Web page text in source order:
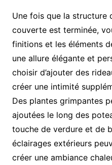
Une fois que la structure
couverte est terminée,
finitions et les éléments
une allure élégante et
choisir d’ajouter des
créer une intimité
Des plantes grimpantes
ajoutées le long des
touche de verdure et de
éclairages extérieurs
créer une ambiance